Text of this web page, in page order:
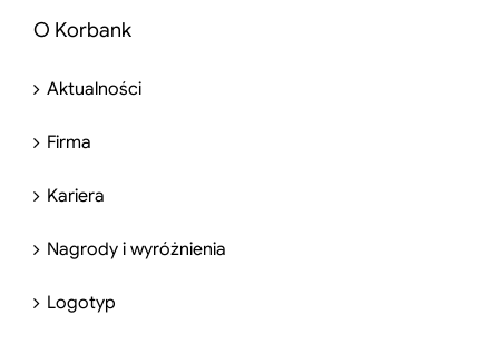
O Korbank
Aktualności
Firma
Kariera
Nagrody i wyróżnienia
Logotyp